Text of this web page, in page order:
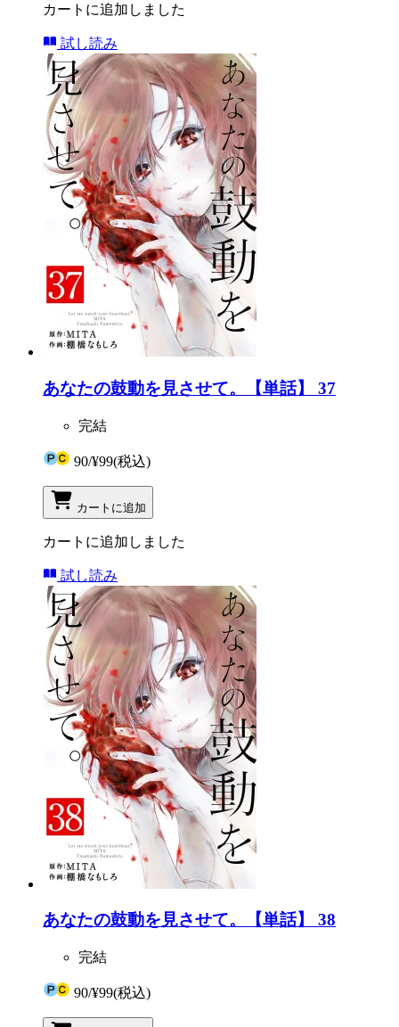
カートに追加しました
試し読み
あなたの鼓動を見させて。【単話】 37
完結
90/¥99(税込)
カートに追加
カートに追加しました
試し読み
あなたの鼓動を見させて。【単話】 38
完結
90/¥99(税込)